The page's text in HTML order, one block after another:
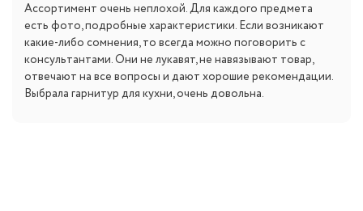
Ассортимент очень неплохой. Для каждого предмета
есть фото, подробные характеристики. Если возникают
какие-либо сомнения, то всегда можно поговорить с
консультантами. Они не лукавят, не навязывают товар,
отвечают на все вопросы и дают хорошие рекомендации.
Выбрала гарнитур для кухни, очень довольна.